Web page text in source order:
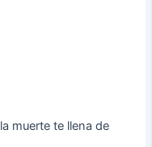
muerte te llena de